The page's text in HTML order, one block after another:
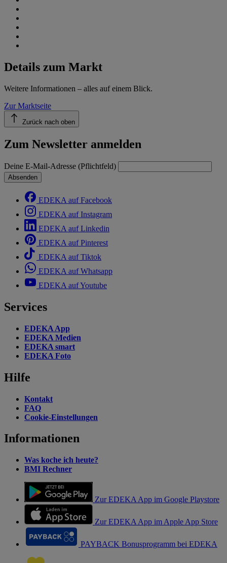
Details zum Markt
Weitere Informationen – alles auf einem Blick.
Zur Marktseite
Zurück nach oben
Zum Newsletter anmelden
Deine E-Mail-Adresse (Pflichtfeld)
Absenden
EDEKA auf Facebook
EDEKA auf Instagram
EDEKA auf Linkedin
EDEKA auf Pinterest
EDEKA auf Tiktok
EDEKA auf Whatsapp
EDEKA auf Youtube
Services
EDEKA App
EDEKA Medien
EDEKA smart
EDEKA Foto
Hilfe
Kontakt
FAQ
Cookie-Einstellungen
Informationen
Was koche ich heute?
BMI Rechner
Zur EDEKA App im Google Playstore
Zur EDEKA App im Apple App Store
PAYBACK Bonusprogramm bei EDEKA